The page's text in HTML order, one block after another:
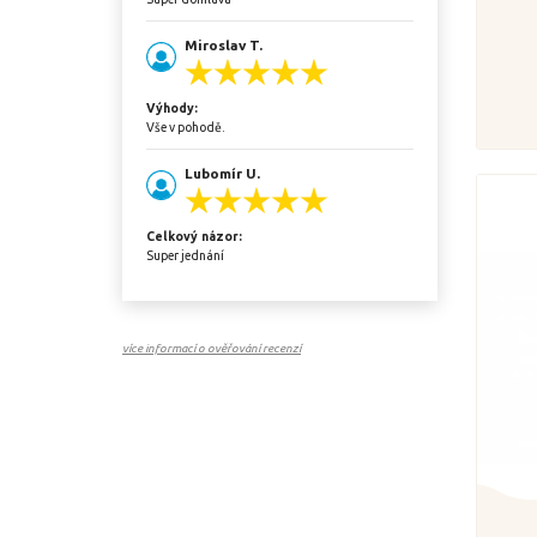
Miroslav T.
Výhody:
Vše v pohodě.
Lubomír U.
Celkový názor:
Super jednání
více informací o ověřování recenzí